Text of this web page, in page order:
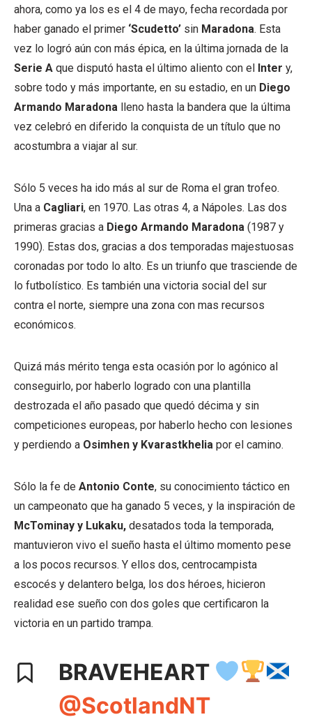
ahora, como ya los es el 4 de mayo, fecha recordada por
haber ganado el primer ‘Scudetto’ sin Maradona. Esta
vez lo logró aún con más épica, en la última jornada de la
Serie A que disputó hasta el último aliento con el Inter y,
sobre todo y más importante, en su estadio, en un Diego
Armando Maradona lleno hasta la bandera que la última
vez celebró en diferido la conquista de un título que no
acostumbra a viajar al sur.
Sólo 5 veces ha ido más al sur de Roma el gran trofeo.
Una a Cagliari, en 1970. Las otras 4, a Nápoles. Las dos
primeras gracias a Diego Armando Maradona (1987 y
1990). Estas dos, gracias a dos temporadas majestuosas
coronadas por todo lo alto. Es un triunfo que trasciende de
lo futbolístico. Es también una victoria social del sur
contra el norte, siempre una zona con mas recursos
económicos.
Quizá más mérito tenga esta ocasión por lo agónico al
conseguirlo, por haberlo logrado con una plantilla
destrozada el año pasado que quedó décima y sin
competiciones europeas, por haberlo hecho con lesiones
y perdiendo a Osimhen y Kvarastkhelia por el camino.
Sólo la fe de Antonio Conte, su conocimiento táctico en
un campeonato que ha ganado 5 veces, y la inspiración de
McTominay y Lukaku, desatados toda la temporada,
mantuvieron vivo el sueño hasta el último momento pese
a los pocos recursos. Y ellos dos, centrocampista
escocés y delantero belga, los dos héroes, hicieron
realidad ese sueño con dos goles que certificaron la
victoria en un partido trampa.
BRAVEHEART
@ScotlandNT